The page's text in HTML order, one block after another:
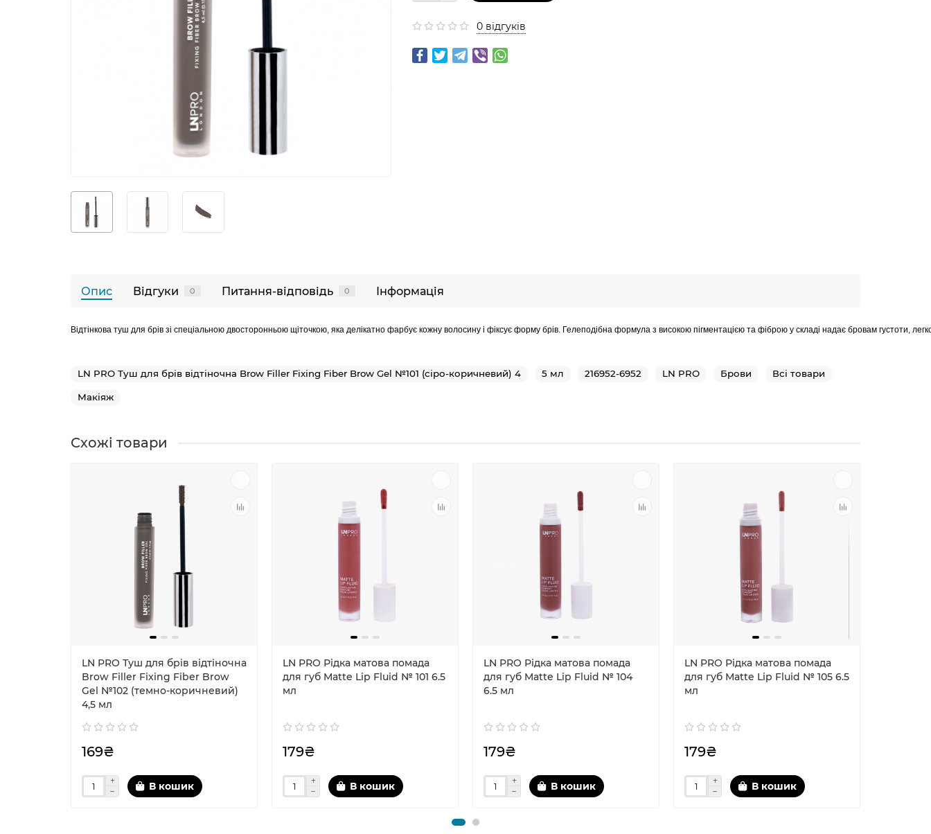
0 відгуків
Опис Відгуки 0 Питання-відповідь 0 Інформація
Відтінкова туш для брів зі спеціальною двосторонньою щіточкою, яка делікатно фарбує кожну волосину і фіксує форму брів. Гелеподібна формула з високою пігментацією та фіброю у складі надає бровам густоти,
LN PRO Туш для брів відтіночна Brow Filler Fixing Fiber Brow Gel №101 (сіро-коричневий) 4 5 мл 216952-6952 LN PRO Брови Всі товари
Макіяж
Схожі товари
LN PRO Туш для брів відтіночна
Brow Filler Fixing Fiber Brow
Gel №102 (темно-коричневий)
4,5 мл
169₴
В кошик
LN PRO Рідка матова помада
для губ Matte Lip Fluid № 101 6.5
мл
179₴
В кошик
LN PRO Рідка матова помада
для губ Matte Lip Fluid № 104
6.5 мл
179₴
В кошик
LN PRO Рідка матова помада
для губ Matte Lip Fluid № 105 6.5
мл
179₴
В кошик